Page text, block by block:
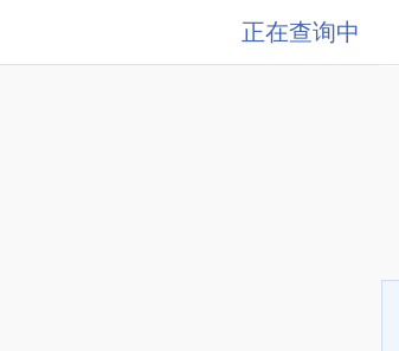
正在查询中